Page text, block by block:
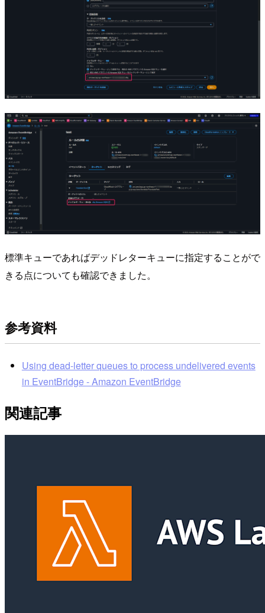
標準キューであればデッドレターキューに指定することがで
きる点についても確認できました。
参考資料
Using dead-letter queues to process undelivered events
in EventBridge - Amazon EventBridge
関連記事